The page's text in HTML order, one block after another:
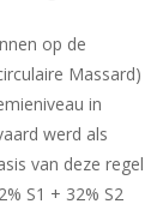
op de
Massard)
in
werd als
van deze regel
S1 + 32% S2